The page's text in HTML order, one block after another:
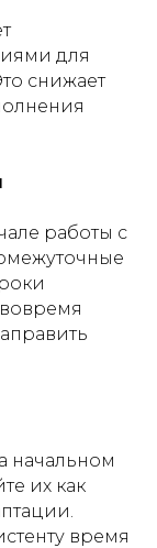
для
снижает
работы с
начальном
их как
время